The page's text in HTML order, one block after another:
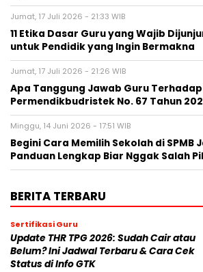
Jumat, 17 Juli 2026 - 21:33 WIB
11 Etika Dasar Guru yang Wajib
untuk Pendidik yang Ingin Bermakna
Jumat, 17 Juli 2026 - 21:26 WIB
Apa Tanggung Jawab Guru
Permendikbudristek No. 67 Tahun
Minggu, 14 Juni 2026 - 17:51 WIB
Begini Cara Memilih Sekolah di SPMB
Panduan Lengkap Biar Nggak Salah
BERITA TERBARU
Sertifikasi Guru
Update THR TPG 2026: Sudah Cair atau
Belum? Ini Jadwal Terbaru & Cara Cek
Status di Info GTK